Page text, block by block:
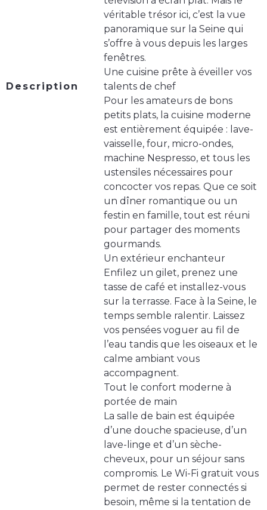
Description
véritable trésor ici, c’est la vue
panoramique sur la Seine qui
s’offre à vous depuis les larges
fenêtres.
Une cuisine prête à éveiller vos
talents de chef
Pour les amateurs de bons
petits plats, la cuisine moderne
est entièrement équipée : lave-
vaisselle, four, micro-ondes,
machine Nespresso, et tous les
ustensiles nécessaires pour
concocter vos repas. Que ce soit
un dîner romantique ou un
festin en famille, tout est réuni
pour partager des moments
gourmands.
Un extérieur enchanteur
Enfilez un gilet, prenez une
tasse de café et installez-vous
sur la terrasse. Face à la Seine, le
temps semble ralentir. Laissez
vos pensées voguer au fil de
l’eau tandis que les oiseaux et le
calme ambiant vous
accompagnent.
Tout le confort moderne à
portée de main
La salle de bain est équipée
d’une douche spacieuse, d’un
lave-linge et d’un sèche-
cheveux, pour un séjour sans
compromis. Le Wi-Fi gratuit vous
permet de rester connectés si
besoin, même si la tentation de